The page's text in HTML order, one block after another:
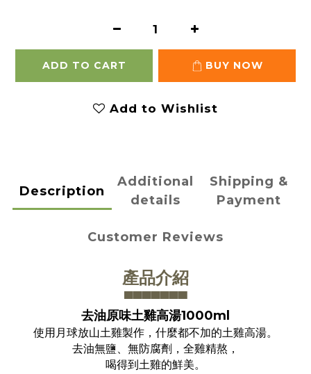
ADD TO CART BUY NOW
Add to Wishlist
Description
Additional
details
Shipping &
Payment
Customer Reviews
產品介紹
▀▀▀▀▀▀▀
去油原味土雞高湯1000ml
使用月球放山土雞製作，什麼都不加的土雞高湯。
去油無鹽、無防腐劑，全雞精熬，
喝得到土雞的鮮美。